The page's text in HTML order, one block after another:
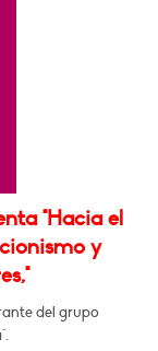
"Hacia el
y
del grupo